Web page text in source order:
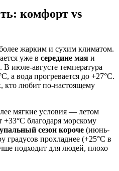
комфорт vs
жарким и сухим климатом.
уже в середине мая и
. В июле-августе температура
а вода прогревается до +27°C.
кто любит по-настоящему
мягкие условия — летом
благодаря морскому
сезон короче (июнь-
градусов прохладнее (+25°C в
подходит для людей, плохо